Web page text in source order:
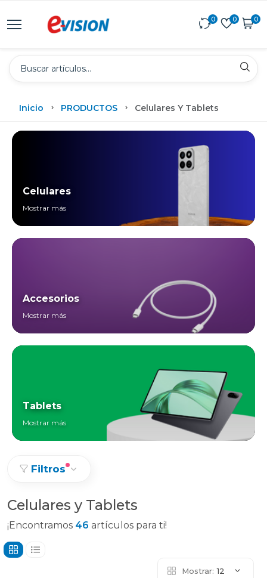
0 0 0
Inicio PRODUCTOS Celulares Y Tablets
Celulares
Mostrar más
Accesorios
Mostrar más
Tablets
Mostrar más
Filtros
Celulares y Tablets
¡Encontramos 46 artículos para ti!
Mostrar: 12